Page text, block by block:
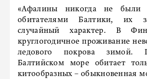
«Афалины никогда не были
обитателями Балтики, их
случайный характер. В
круглогодичное проживание
ледового покрова зимой.
Балтийском море обитает
китообразных – обыкновенная